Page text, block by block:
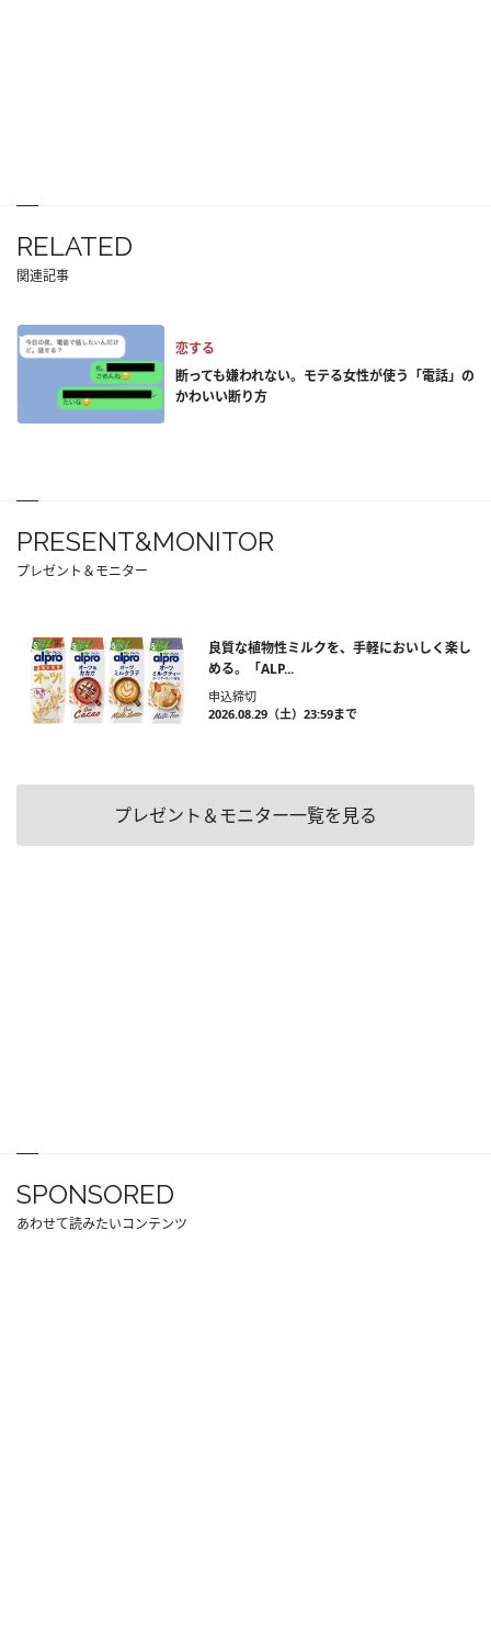
RELATED
関連記事
恋する
断っても嫌われない。モテる女性が使う「電話」の
かわいい断り方
PRESENT&MONITOR
プレゼント＆モニター
良質な植物性ミルクを、手軽においしく楽し
める。「ALP...
申込締切
2026.08.29（土）23:59まで
プレゼント＆モニター一覧を見る
SPONSORED
あわせて読みたいコンテンツ